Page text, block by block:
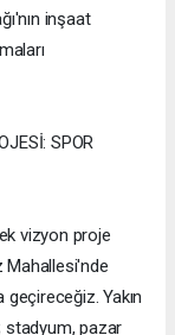
inşaat
SPOR
vizyon proje
Mahallesi'nde
Yakın
stadyum, pazar